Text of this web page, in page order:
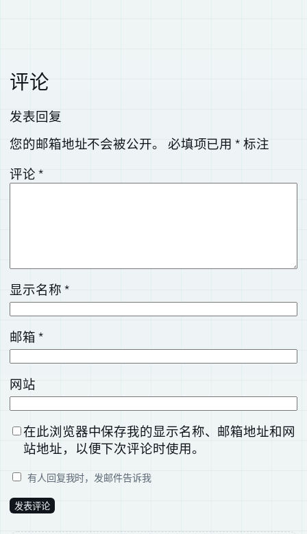
评论
发表回复
您的邮箱地址不会被公开。
必填项已用*标注
评论*
显示名称*
邮箱*
网站
在此浏览器中保存我的显示名称、邮箱地址和网
站地址，以便下次评论时使用。
有人回复我时，发邮件告诉我